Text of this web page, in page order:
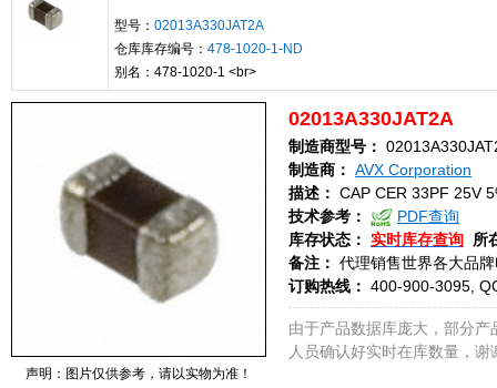
型号： 02013A330JAT2A
仓库库存编号： 478-1020-1-ND
别名：478-1020-1 <br>
声明：图片仅供参考，请以实物为准！
02013A330JAT2A
制造商型号：
制造商： AVX Corporation
描述： CAP CER 33PF 25V
技术参考：
PDF查询
库存状态： 实时库存查询
所
备注： 代理销售世界各大品
订购热线： 400-900-3095,
由于产品数据库庞大，部分
人员确认好实时在库数量，谢